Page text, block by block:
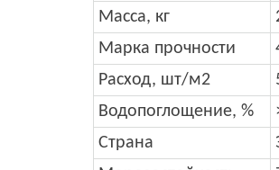
Масса, кг
Марка прочности
Расход, шт/м2
Водопоглощение, %
Страна